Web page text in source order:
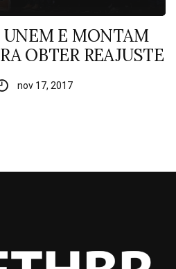
UNEM E MONTAM
OBTER REAJUSTE
nov 17, 2017